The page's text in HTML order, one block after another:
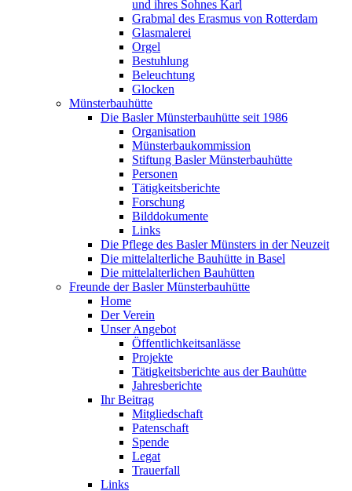
und ihres Sohnes Karl
Grabmal des Erasmus von Rotterdam
Glasmalerei
Orgel
Bestuhlung
Beleuchtung
Glocken
Münsterbauhütte
Die Basler Münsterbauhütte seit 1986
Organisation
Münsterbaukommission
Stiftung Basler Münsterbauhütte
Personen
Tätigkeitsberichte
Forschung
Bilddokumente
Links
Die Pflege des Basler Münsters in der Neuzeit
Die mittelalterliche Bauhütte in Basel
Die mittelalterlichen Bauhütten
Freunde der Basler Münsterbauhütte
Home
Der Verein
Unser Angebot
Öffentlichkeitsanlässe
Projekte
Tätigkeitsberichte aus der Bauhütte
Jahresberichte
Ihr Beitrag
Mitgliedschaft
Patenschaft
Spende
Legat
Trauerfall
Links